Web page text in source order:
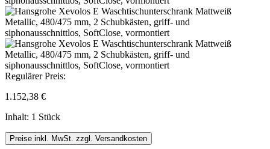
Regulärer Preis:
1.152,38 €
Inhalt: 1 Stück
Preise inkl. MwSt. zzgl. Versandkosten